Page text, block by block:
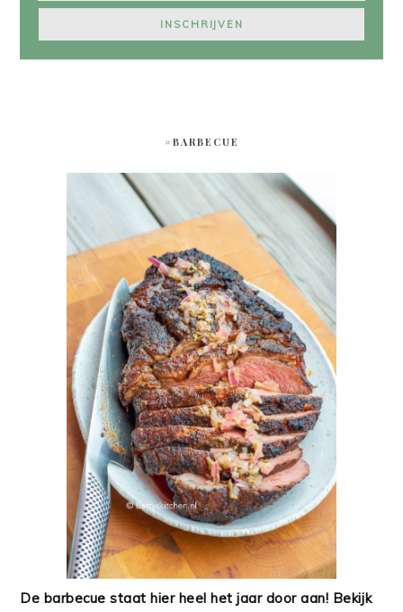
#BARBECUE
De barbecue staat hier heel het jaar door aan! Bekijk